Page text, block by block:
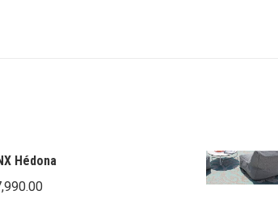
Hédona